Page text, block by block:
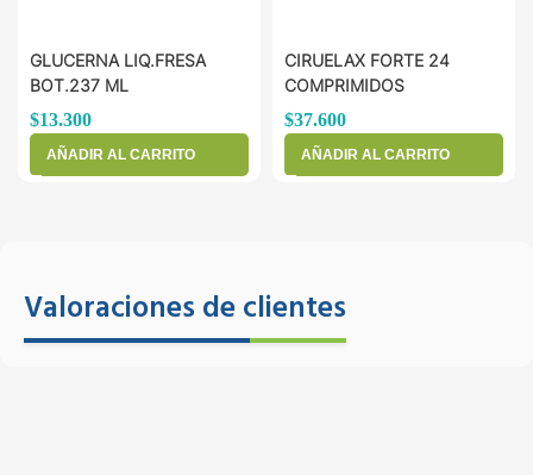
GLUCERNA LIQ.FRESA
BOT.237 ML
$13.300
AÑADIR AL CARRITO
CIRUELAX FORTE 24
COMPRIMIDOS
$37.600
AÑADIR AL CARRITO
Valoraciones de clientes